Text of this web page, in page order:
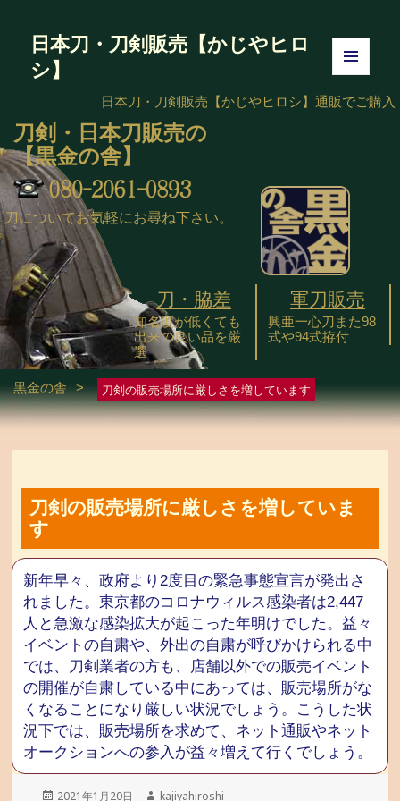
日本刀・刀剣販売【かじやヒロ
シ】
ーとウ
日本刀・刀剣販売【かじやヒロシ】 通販でご購入
刀剣・日本刀販売の
【黒金の舎】
刀についてお気軽にお尋ね下さい。
軍刀販売
興亜一心刀また98
式や94式拵付
刀・脇差
知名度が低くても
出来の良い品を厳
選
黒金の舎 > 刀剣の販売場所に厳しさを増しています
刀剣の販売場所に厳しさを増していま
す
新年早々、政府より2度目の緊急事態宣言が発出さ
れました。東京都のコロナウィルス感染者は2,447
人と急激な感染拡大が起こった年明けでした。益々
イベントの自粛や、外出の自粛が呼びかけられる中
では、刀剣業者の方も、店舗以外での販売イベント
の開催が自粛している中にあっては、販売場所がな
くなることになり厳しい状況でしょう。こうした状
況下では、販売場所を求めて、ネット通販やネット
オークションへの参入が益々増えて行くでしょう。
投
2021年1月20日 作
kajiyahiroshi